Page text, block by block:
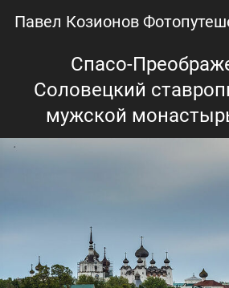
Павел Козионов
Спасо-
Соловецкий
мужской